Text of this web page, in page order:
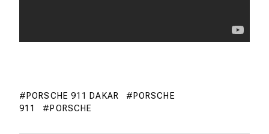
PORSCHE 911 DAKAR
PORSCHE
911
PORSCHE